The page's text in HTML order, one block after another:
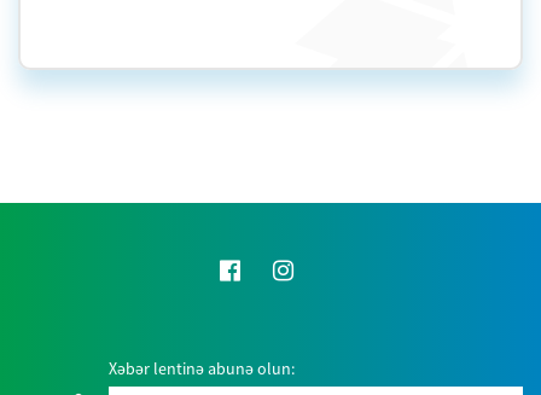
Xəbər lentinə abunə olun: